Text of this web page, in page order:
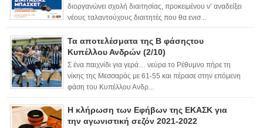
διοργανώνει σχολή διαιτησίας, προκειμένου ν’ αναδείξει
νέους ταλαντούχους διαιτητές που θα ενισ...
Τα αποτελέσματα της Β φάσηςτου
Κυπέλλου Ανδρών (2/10)
Σ ένα παιχνίδι για γερά… νεύρα το Ρέθυμνο πήρε τη
νίκης της Μεσσαράς με 61-55 και πέρασε στην επόμενη
φάση του Κυπέλλου Ανδρ...
Η κλήρωση των Εφήβων της ΕΚΑΣΚ για
την αγωνιστική σεζόν 2021-2022